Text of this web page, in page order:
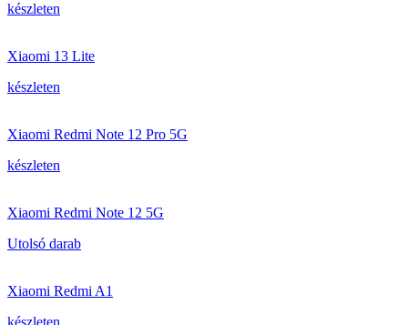
készleten
Xiaomi 13 Lite
készleten
Xiaomi Redmi Note 12 Pro 5G
készleten
Xiaomi Redmi Note 12 5G
Utolsó darab
Xiaomi Redmi A1
készleten